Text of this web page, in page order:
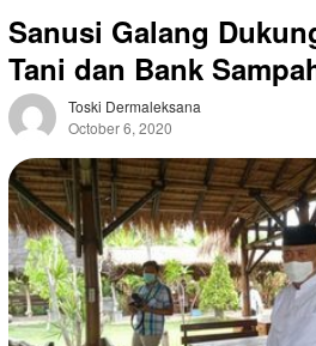
Sanusi Galang
Tani dan Bank
Toski Dermaleksana
October 6, 2020